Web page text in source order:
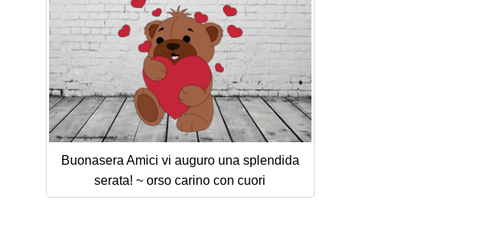
Buonasera Amici vi auguro una splendida
serata! ~ orso carino con cuori